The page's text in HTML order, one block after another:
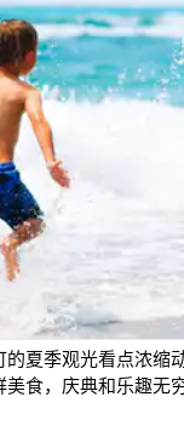
夏季观光看点浓缩
美食，庆典和乐趣无